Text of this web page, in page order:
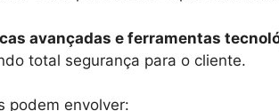
avançadas e ferramentas
total segurança para o cliente.
podem envolver: